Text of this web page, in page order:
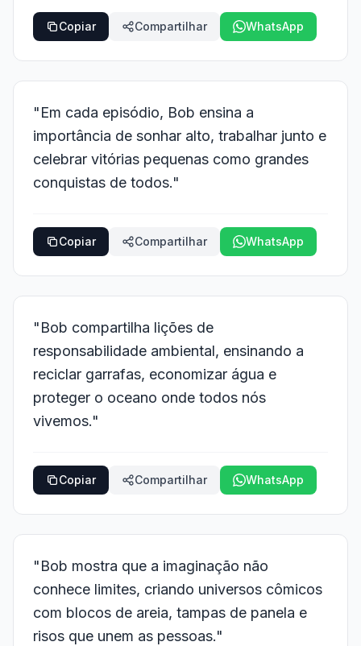
Copiar Compartilhar WhatsApp
"Em cada episódio, Bob ensina a
importância de sonhar alto, trabalhar junto e
celebrar vitórias pequenas como grandes
conquistas de todos."
Copiar Compartilhar WhatsApp
"Bob compartilha lições de
responsabilidade ambiental, ensinando a
reciclar garrafas, economizar água e
proteger o oceano onde todos nós
vivemos."
Copiar Compartilhar WhatsApp
"Bob mostra que a imaginação não
conhece limites, criando universos cômicos
com blocos de areia, tampas de panela e
risos que unem as pessoas."